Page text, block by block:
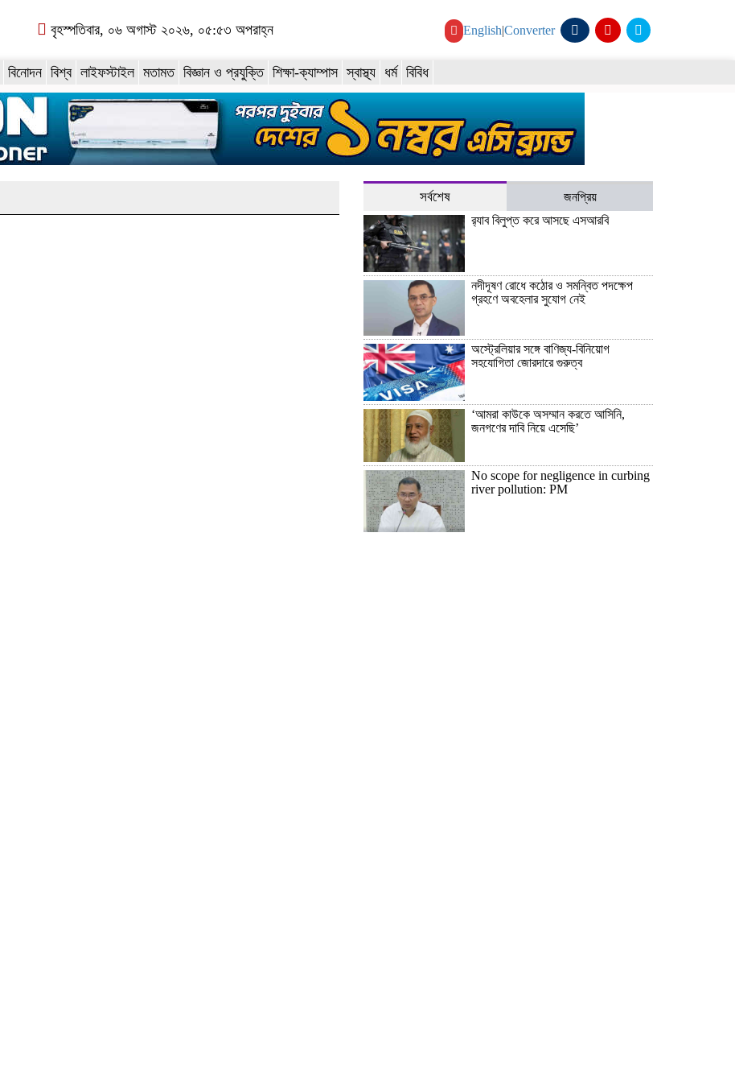
বৃহস্পতিবার, ০৬ অগাস্ট ২০২৬, ০৫:৫৩ অপরাহ্ন English|Converter
বিনোদন বিশ্ব লাইফস্টাইল মতামত বিজ্ঞান ও প্রযুক্তি শিক্ষা-ক্যাম্পাস স্বাস্থ্য ধর্ম বিবিধ
সর্বশেষ
জনপ্রিয়
র‍্যাব বিলুপ্ত করে আসছে এসআরবি
নদীদূষণ রোধে কঠোর ও সমন্বিত পদক্ষেপ
গ্রহণে অবহেলার সুযোগ নেই
অস্ট্রেলিয়ার সঙ্গে বাণিজ্য-বিনিয়োগ
সহযোগিতা জোরদারে গুরুত্ব
‘আমরা কাউকে অসম্মান করতে আসিনি,
জনগণের দাবি নিয়ে এসেছি’
No scope for negligence in curbing
river pollution: PM